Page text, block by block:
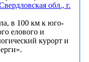
обл., г.
в 100 км к юго-
елового и
курорт и